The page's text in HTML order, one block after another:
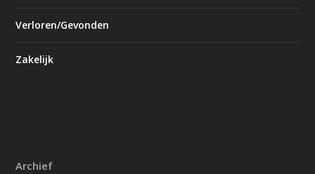
Verloren/Gevonden
Zakelijk
Archief